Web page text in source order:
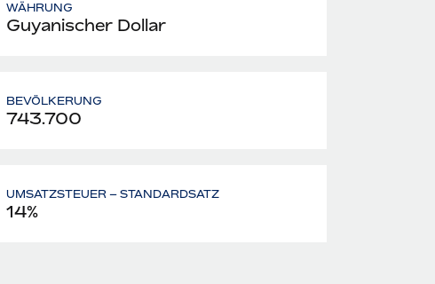
WÄHRUNG
Guyanischer Dollar
BEVÖLKERUNG
743.700
UMSATZSTEUER – STANDARDSATZ
14%